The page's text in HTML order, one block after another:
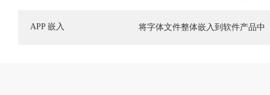
APP 嵌入 将字体文件整体嵌入到软件产品中